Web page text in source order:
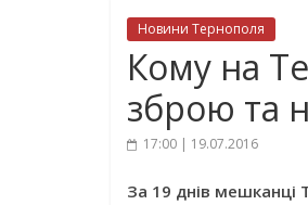
Новини Тернополя
Кому на
зброю та
17:00 | 19.07.2016
За 19 днів мешканці